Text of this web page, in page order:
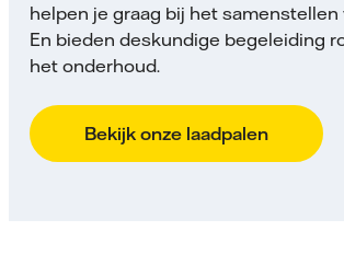
helpen je graag bij het samenstellen
En bieden deskundige begeleiding
het onderhoud.
Bekijk onze laadpalen